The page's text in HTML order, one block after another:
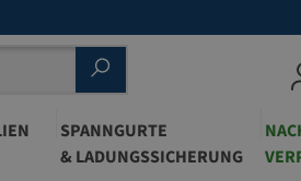
SPANNGURTE
& LADUNGSSICHERUNG